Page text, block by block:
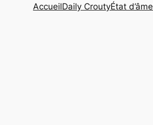
AccueilDaily CroutyÉtat d’âme